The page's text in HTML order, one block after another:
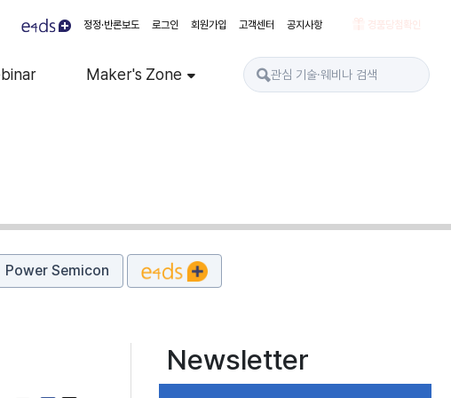
정정·반론보도 로그인 회원가입 고객센터 공지사항 경품당첨확인
Maker's Zone
Power Semicon
Newsletter